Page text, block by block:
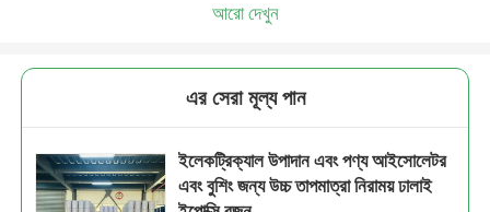
আরো দেখুন
এর সেরা মূল্য পান
ইলেকট্রিক্যাল উপাদান এবং পণ্য আইসোলেটর
এবং বুশিং জন্য উচ্চ তাপমাত্রা নিরাময় ঢালাই